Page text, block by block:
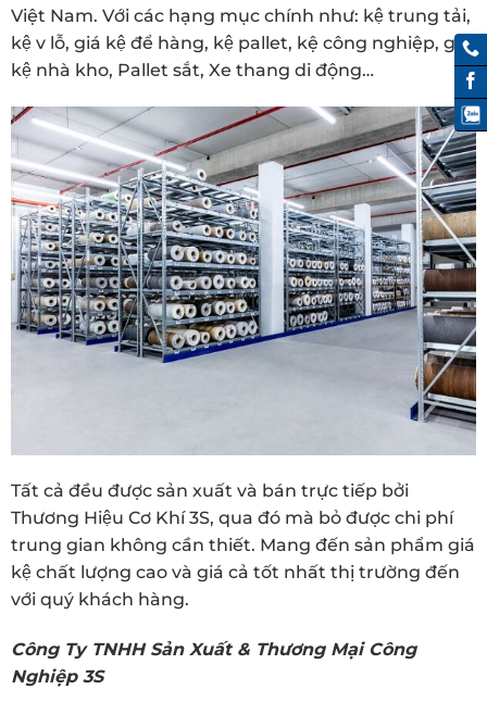
Việt Nam. Với các hạng mục chính như: kệ trung tải,
kệ v lỗ, giá kệ để hàng, kệ pallet, kệ công nghiệp, giá
kệ nhà kho, Pallet sắt, Xe thang di động…
Tất cả đều được sản xuất và bán trực tiếp bởi
Thương Hiệu Cơ Khí 3S, qua đó mà bỏ được chi phí
trung gian không cần thiết. Mang đến sản phẩm giá
kệ chất lượng cao và giá cả tốt nhất thị trường đến
với quý khách hàng.
Công Ty TNHH Sản Xuất & Thương Mại Công
Nghiệp 3S